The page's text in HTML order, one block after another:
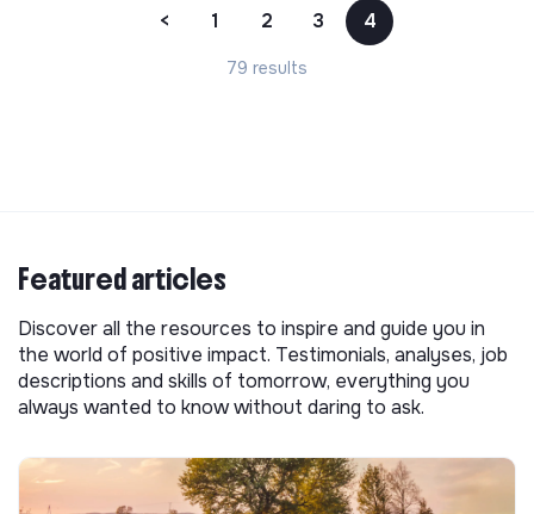
< 1 2 3 4
79 results
Featured articles
Discover all the resources to inspire and guide you in
the world of positive impact. Testimonials, analyses, job
descriptions and skills of tomorrow, everything you
always wanted to know without daring to ask.